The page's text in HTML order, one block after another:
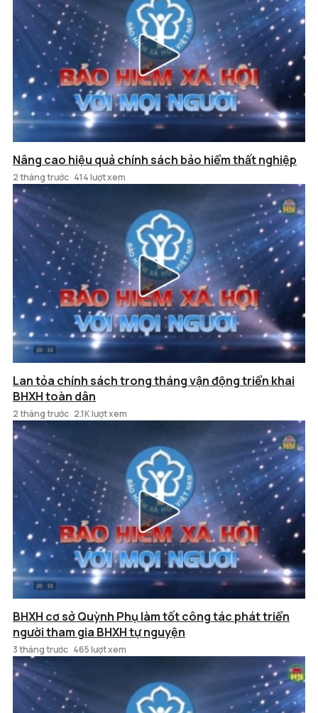
Nâng cao hiệu quả chính sách bảo hiểm thất nghiệp
2 tháng trước 414 lượt xem
Lan tỏa chính sách trong tháng vận động triển khai
BHXH toàn dân
2 tháng trước 2.1K lượt xem
BHXH cơ sở Quỳnh Phụ làm tốt công tác phát triển
người tham gia BHXH tự nguyện
3 tháng trước 465 lượt xem